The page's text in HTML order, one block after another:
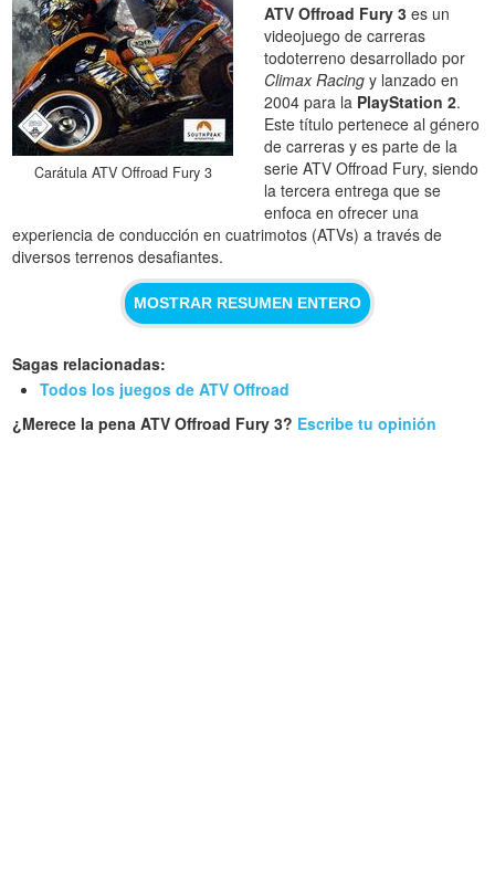
Carátula ATV Offroad Fury 3
ATV Offroad Fury 3 es un
videojuego de carreras
todoterreno desarrollado por
Climax Racing y lanzado en
2004 para la PlayStation 2.
Este título pertenece al género
de carreras y es parte de la
serie ATV Offroad Fury, siendo
la tercera entrega que se
enfoca en ofrecer una
experiencia de conducción en cuatrimotos (ATVs) a través de
diversos terrenos desafiantes.
MOSTRAR RESUMEN ENTERO
Sagas relacionadas:
Todos los juegos de ATV Offroad
¿Merece la pena ATV Offroad Fury 3? Escribe tu opinión